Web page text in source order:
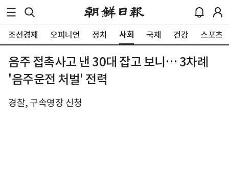
조선경제 오피니언 정치 사회 국제 건강 스포츠
음주 접촉사고 낸 30대 잡고 보니… 3차례
'음주운전 처벌' 전력
경찰, 구속영장 신청